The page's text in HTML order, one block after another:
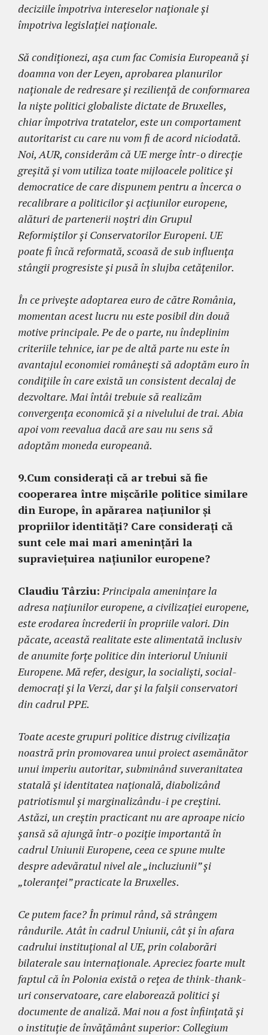
deciziile împotriva intereselor naționale și
împotriva legislației naționale.
Să condiționezi, așa cum fac Comisia Europeană și
doamna von der Leyen, aprobarea planurilor
naționale de redresare și reziliență de conformarea
la niște politici globaliste dictate de Bruxelles,
chiar împotriva tratatelor, este un comportament
autoritarist cu care nu vom fi de acord niciodată.
Noi, AUR, considerăm că UE merge într-o direcție
greșită și vom utiliza toate mijloacele politice și
democratice de care dispunem pentru a încerca o
recalibrare a politicilor și acțiunilor europene,
alături de partenerii noștri din Grupul
Reformiștilor și Conservatorilor Europeni. UE
poate fi încă reformată, scoasă de sub influența
stângii progresiste și pusă în slujba cetățenilor.
În ce privește adoptarea euro de către România,
momentan acest lucru nu este posibil din două
motive principale. Pe de o parte, nu îndeplinim
criteriile tehnice, iar pe de altă parte nu este în
avantajul economiei românești să adoptăm euro în
condițiile în care există un consistent decalaj de
dezvoltare. Mai întâi trebuie să realizăm
convergența economică și a nivelului de trai. Abia
apoi vom reevalua dacă are sau nu sens să
adoptăm moneda europeană.
9.Cum considerați că ar trebui să fie
cooperarea între mișcările politice similare
din Europe, în apărarea națiunilor și
propriilor identități? Care considerați că
sunt cele mai mari amenințări la
supraviețuirea națiunilor europene?
Claudiu Târziu: Principala amenințare la
adresa națiunilor europene, a civilizației europene,
este erodarea încrederii în propriile valori. Din
păcate, această realitate este alimentată inclusiv
de anumite forțe politice din interiorul Uniunii
Europene. Mă refer, desigur, la socialiști, social-
democrați și la Verzi, dar și la falșii conservatori
din cadrul PPE.
Toate aceste grupuri politice distrug civilizația
noastră prin promovarea unui proiect asemănător
unui imperiu autoritar, subminând suveranitatea
statală și identitatea națională, diabolizând
patriotismul și marginalizându-i pe creștini.
Astăzi, un creștin practicant nu are aproape nicio
șansă să ajungă într-o poziție importantă în
cadrul Uniunii Europene, ceea ce spune multe
despre adevăratul nivel ale „incluziunii” și
„toleranței” practicate la Bruxelles.
Ce putem face? În primul rând, să strângem
rândurile. Atât în cadrul Uniunii, cât și în afara
cadrului instituțional al UE, prin colaborări
bilaterale sau internaționale. Apreciez foarte mult
faptul că în Polonia există o rețea de think-thank-
uri conservatoare, care elaborează politici și
documente de analiză. Mai nou a fost înființată și
o instituție de învățământ superior: Collegium